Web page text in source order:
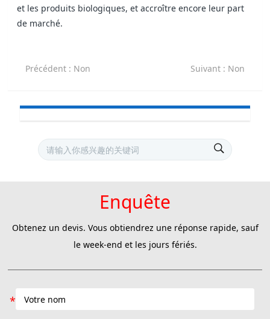
et les produits biologiques, et accroître encore leur part
de marché.
Précédent : Non Suivant : Non
Enquête
Obtenez un devis. Vous obtiendrez une réponse rapide, sauf
le week-end et les jours fériés.